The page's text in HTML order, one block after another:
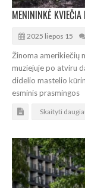
2025 liepos 15
Žinoma amerikiečių
muziejuje po atviru
didelio mastelio
esminis prasmingos
Skaityti